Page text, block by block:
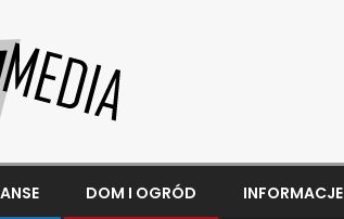
DOM I OGRÓD INFORMACJE